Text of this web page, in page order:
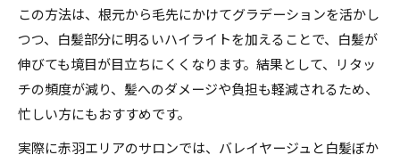
この方法は、根元から毛先にかけてグラデーションを活かし
つつ、白髪部分に明るいハイライトを加えることで、白髪が
伸びても境目が目立ちにくくなります。結果として、リタッ
チの頻度が減り、髪へのダメージや負担も軽減されるため、
忙しい方にもおすすめです。
実際に赤羽エリアのサロンでは、バレイヤージュと白髪ぼか